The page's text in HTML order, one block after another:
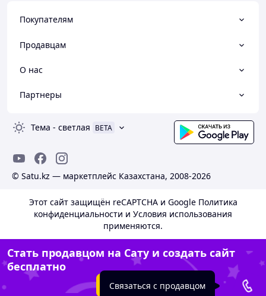
Покупателям
Продавцам
О нас
Партнеры
Тема - светлая BETA
© Satu.kz — маркетплейс Казахстана, 2008-2026
Этот сайт защищён reCAPTCHA и Google Политика
конфиденциальности и Условия использования
применяются.
Стать продавцом на Сату и создать сайт
бесплатно
Создать сайт
Связаться с продавцом